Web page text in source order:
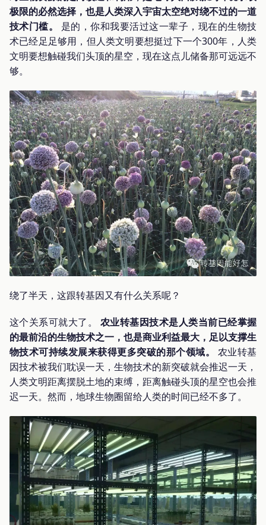
极限的必然选择，也是人类深入宇宙太空绝对绕不过的一道
技术门槛。
是的，你和我要活过这一辈子，现在的生物技
术已经足足够用，但人类文明要想挺过下一个300年，人类
文明要想触碰我们头顶的星空，现在这点儿储备那可远远不
够。
绕了半天，这跟转基因又有什么关系呢？
这个关系可就大了。 农业转基因技术是人类当前已经掌握
的最前沿的生物技术之一，也是商业利益最大，足以支撑生
物技术可持续发展来获得更多突破的那个领域。
农业转基
因技术被我们耽误一天，生物技术的新突破就会推迟一天，
人类文明距离摆脱土地的束缚，距离触碰头顶的星空也会推
迟一天。然而，地球生物圈留给人类的时间已经不多了。